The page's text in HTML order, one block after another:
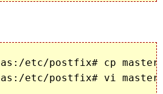
etc/postfix# cp
etc/postfix# vi